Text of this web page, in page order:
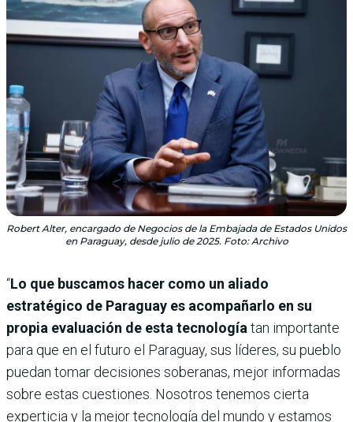
Robert Alter, encargado de Negocios de la Embajada de Estados Unidos
en Paraguay, desde julio de 2025. Foto: Archivo
“Lo que buscamos hacer como un aliado
estratégico de Paraguay es acompañarlo en su
propia evaluación de esta tecnología tan importante
para que en el futuro el Paraguay, sus líderes, su pueblo
puedan tomar decisiones soberanas, mejor informadas
sobre estas cuestiones. Nosotros tenemos cierta
experticia y la mejor tecnología del mundo y estamos